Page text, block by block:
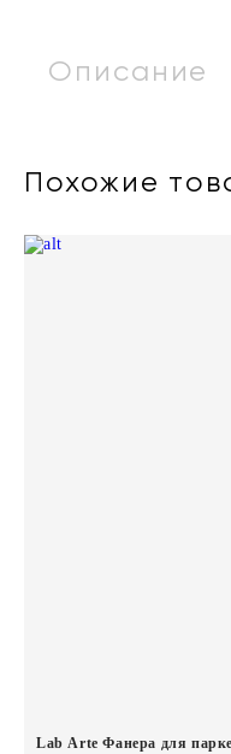
Описание
Похожие
Lab Arte Фанера для